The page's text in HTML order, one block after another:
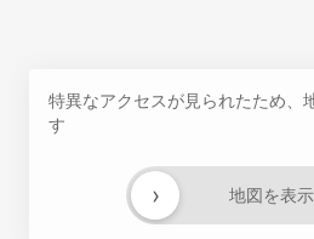
特異なアクセスが見られたため、
す
地図を表示
›